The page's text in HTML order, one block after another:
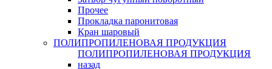
Прочее
Прокладка паронитовая
Кран шаровый
ПОЛИПРОПИЛЕНОВАЯ ПРОДУКЦИЯ
ПОЛИПРОПИЛЕНОВАЯ ПРОДУКЦИЯ
назад